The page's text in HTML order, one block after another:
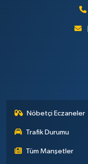
Nöbetçi Eczaneler
Trafik Durumu
Tüm Manşetler